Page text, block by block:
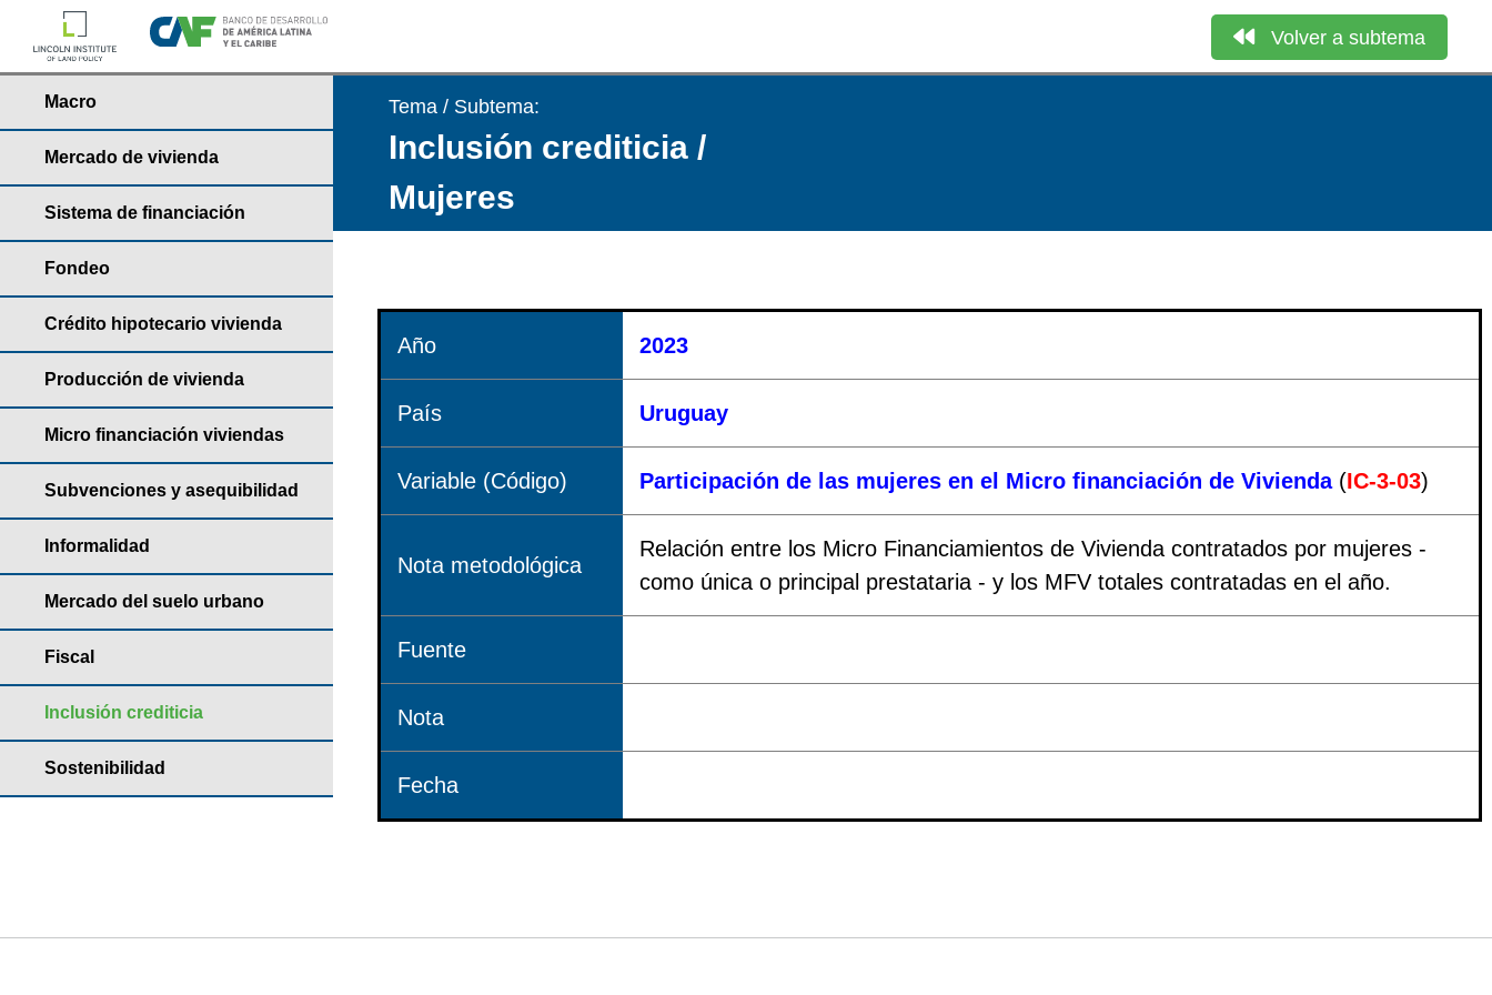
Volver a subtema
Macro
Mercado de vivienda
Sistema de financiación
Fondeo
Crédito hipotecario vivienda
Producción de vivienda
Micro financiación viviendas
Subvenciones y asequibilidad
Informalidad
Mercado del suelo urbano
Fiscal
Inclusión crediticia
Sostenibilidad
Tema / Subtema:
Inclusión crediticia /
Mujeres
Año 2023
País Uruguay
Variable (Código) Participación de las mujeres en el Micro financiación de Vivienda (IC-3-03)
Nota metodológica
Relación entre los Micro Financiamientos de Vivienda contratados por mujeres -
como única o principal prestataria - y los MFV totales contratadas en el año.
Fuente
Nota
Fecha